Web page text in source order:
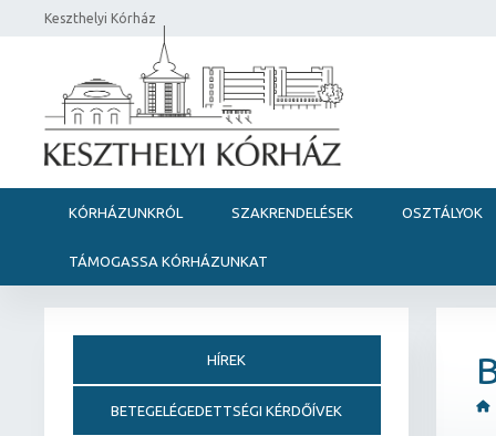
Keszthelyi Kórház
KÓRHÁZUNKRÓL SZAKRENDELÉSEK OSZTÁLYOK
TÁMOGASSA KÓRHÁZUNKAT
HÍREK
BETEGELÉGEDETTSÉGI KÉRDŐÍVEK